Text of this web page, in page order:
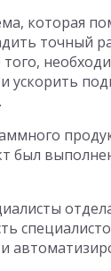
которая
точный
ускорить